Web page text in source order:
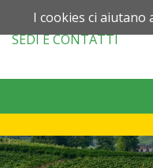
SEDIE CONTATTI
I cookies ci aiutano